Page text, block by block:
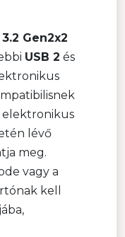
3.2 Gen2x2
USB 2 és
elektronikus
lévő
meg.
vagy a
kell